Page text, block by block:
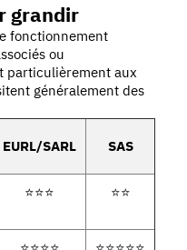
grandir
fonctionnement
ou
particulièrement aux
généralement des
EURL/SARL SAS
⭐⭐⭐ ⭐⭐